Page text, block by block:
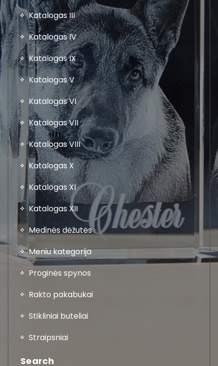
Katalogas III
Katalogas IV
Katalogas IX
Katalogas V
Katalogas VI
Katalogas VII
Katalogas VIII
Katalogas X
Katalogas XI
Katalogas XII
Medinės dėžutės
Meniu kategorija
Proginės spynos
Rakto pakabukai
Stikliniai buteliai
Straipsniai
Search